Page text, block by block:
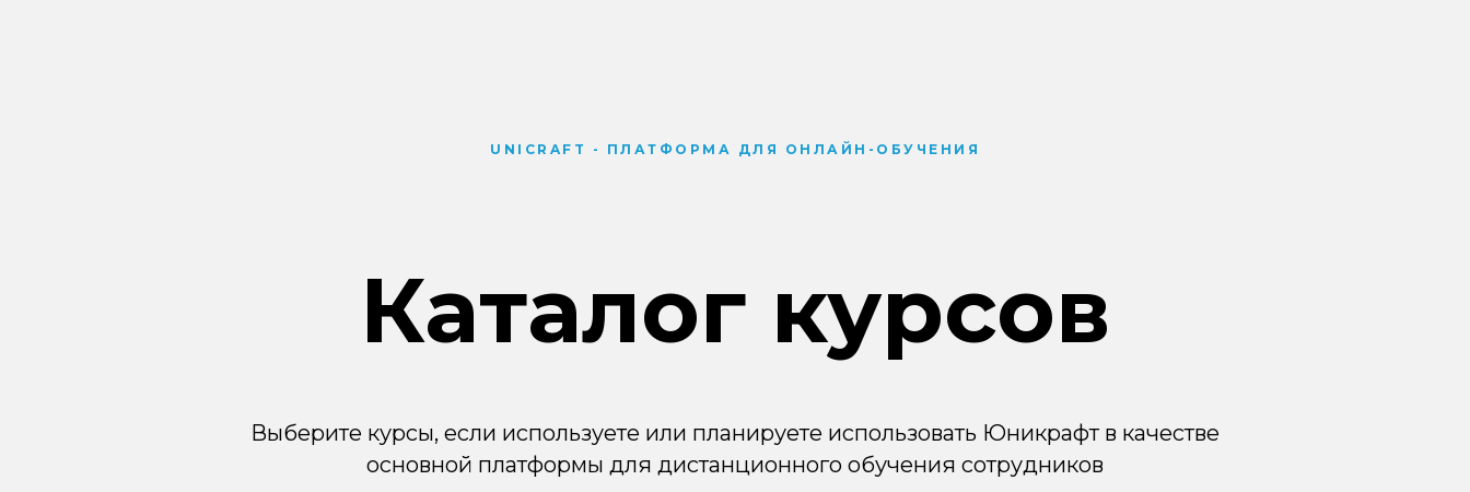
UNICRAFT - ПЛАТФОРМА ДЛЯ ОНЛАЙН-ОБУЧЕНИЯ
Каталог курсов
Выберите курсы, если используете или планируете использовать Юникрафт в качестве
основной платформы для дистанционного обучения сотрудников